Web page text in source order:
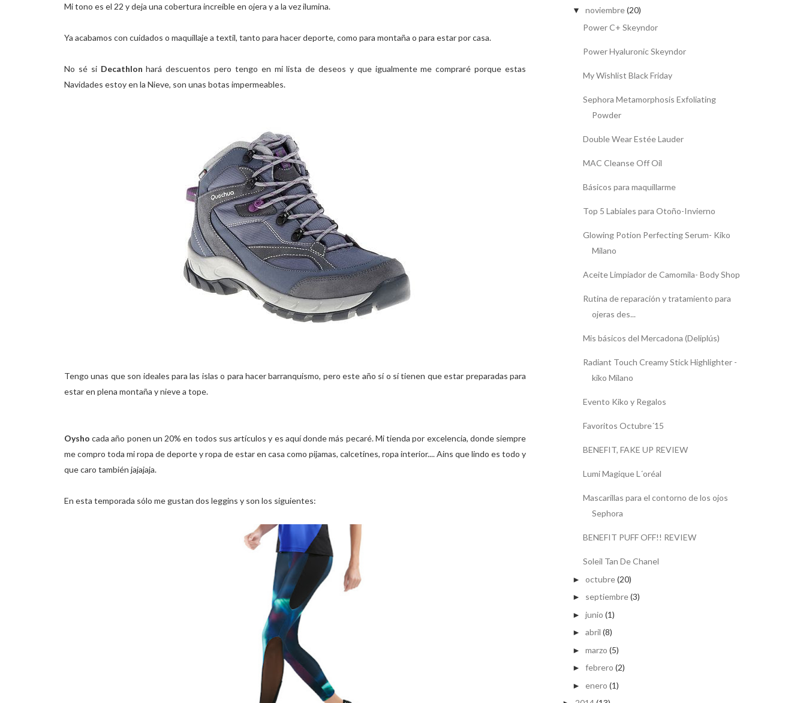
Mi tono es el 22 y deja una cobertura increíble en ojera y a la vez ilumina.
Ya acabamos con cuidados o maquillaje a textil, tanto para hacer deporte, como para montaña o para estar por casa.
No sé si Decathlon hará descuentos pero tengo en mi lista de deseos y que igualmente me compraré porque estas
Navidades estoy en la Nieve, son unas botas impermeables.
Tengo unas que son ideales para las islas o para hacer barranquismo, pero este año sí o sí tienen que estar preparadas para
estar en plena montaña y nieve a tope.
Oyshocada año ponen un 20% en todos sus artículos y es aquí donde más pecaré. Mi tienda por excelencia, donde siempre
me compro toda mi ropa de deporte y ropa de estar en casa como pijamas, calcetines, ropa interior.... Ains que lindo es todo y
que caro también jajajaja.
En esta temporada sólo me gustan dos leggins y son los siguientes:
▼ noviembre(20)
Power C+ Skeyndor
Power Hyaluronic Skeyndor
My Wishlist Black Friday
Sephora Metamorphosis Exfoliating
Powder
Double Wear Estée Lauder
MAC Cleanse Off Oil
Básicos para maquillarme
Top 5 Labiales para Otoño-Invierno
Glowing Potion Perfecting Serum- Kiko
Milano
Aceite Limpiador de Camomila- Body Shop
Rutina de reparación y tratamiento para
ojeras des...
Mis básicos del Mercadona (Deliplús)
Radiant Touch Creamy Stick Highlighter -
kiko Milano
Evento Kiko y Regalos
Favoritos Octubre´15
BENEFIT, FAKE UP REVIEW
Lumi Magique L´oréal
Mascarillas para el contorno de los ojos
Sephora
BENEFIT PUFF OFF!! REVIEW
Soleil Tan De Chanel
► octubre(20)
► septiembre(3)
► junio (1)
► abril (8)
► marzo (5)
► febrero (2)
► enero (1)